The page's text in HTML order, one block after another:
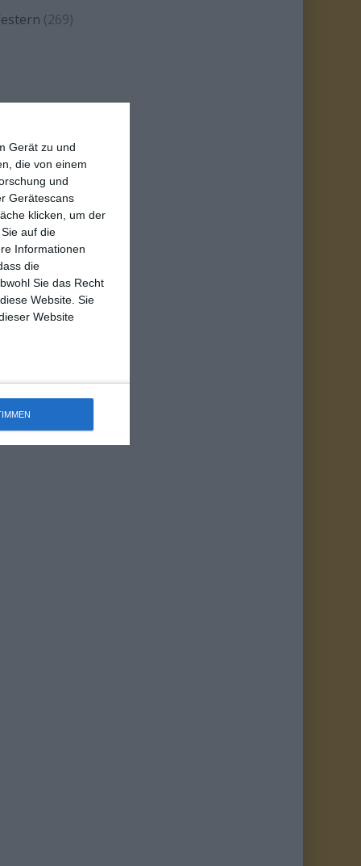
Gerät zu und
die von einem
und
Gerätescans
klicken, um der
auf die
Informationen
die
Sie das Recht
Website. Sie
Website
(269)